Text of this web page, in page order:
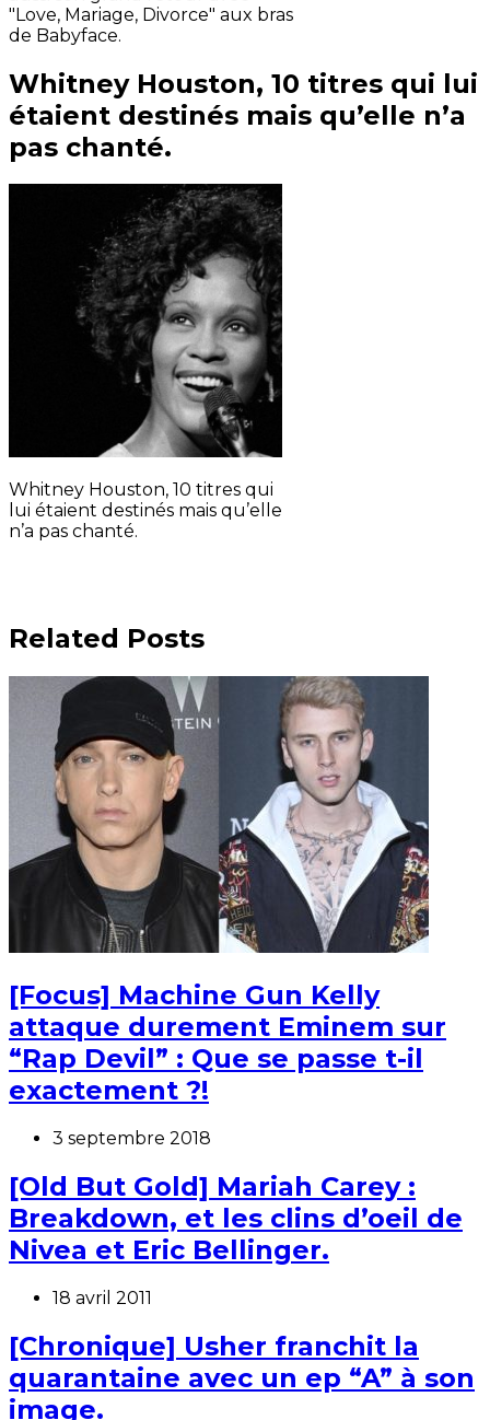
"Love, Mariage, Divorce" aux bras
de Babyface.
Whitney Houston, 10 titres qui lui
étaient destinés mais qu’elle n’a
pas chanté.
Whitney Houston, 10 titres qui
lui étaient destinés mais qu’elle
n’a pas chanté.
Related Posts
[Focus] Machine Gun Kelly
attaque durement Eminem sur
“Rap Devil” : Que se passe t-il
exactement ?!
3 septembre 2018
[Old But Gold] Mariah Carey :
Breakdown, et les clins d’oeil de
Nivea et Eric Bellinger.
18 avril 2011
[Chronique] Usher franchit la
quarantaine avec un ep “A” à son
image.